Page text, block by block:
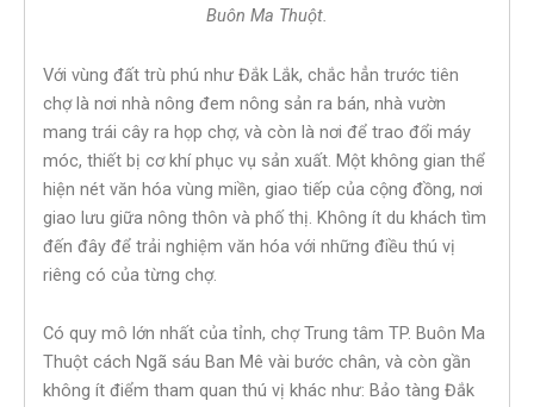
Buôn Ma Thuột.
Với vùng đất trù phú như Đắk Lắk, chắc hẳn trước tiên
chợ là nơi nhà nông đem nông sản ra bán, nhà vườn
mang trái cây ra họp chợ, và còn là nơi để trao đổi máy
móc, thiết bị cơ khí phục vụ sản xuất. Một không gian thể
hiện nét văn hóa vùng miền, giao tiếp của cộng đồng, nơi
giao lưu giữa nông thôn và phố thị. Không ít du khách tìm
đến đây để trải nghiệm văn hóa với những điều thú vị
riêng có của từng chợ.
Có quy mô lớn nhất của tỉnh, chợ Trung tâm TP. Buôn Ma
Thuột cách Ngã sáu Ban Mê vài bước chân, và còn gần
không ít điểm tham quan thú vị khác như: Bảo tàng Đắk